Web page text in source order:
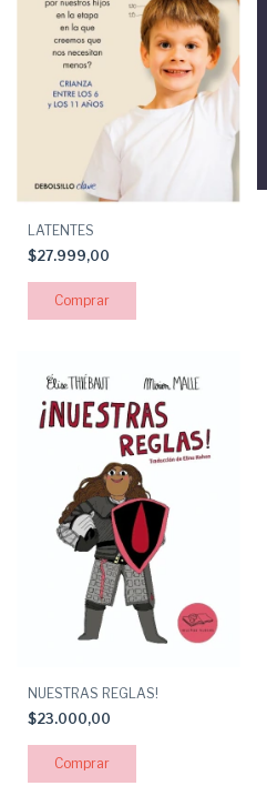
LATENTES
$27.999,00
NUESTRAS REGLAS!
$23.000,00